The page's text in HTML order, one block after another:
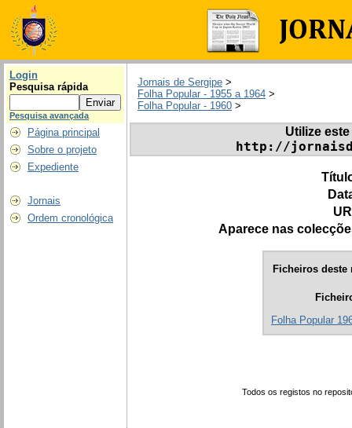
Login
Pesquisa rápida
Pesquisa avançada
Página principal
Sobre o projeto
Expediente
Jornais
Ordem cronológica
Jornais de Sergipe >
Folha Popular - 1955 a 1964 >
Folha Popular - 1960 >
Utilize
http://
Aparece nas
Ficheiros deste
Folha Popular
Todos os registos no